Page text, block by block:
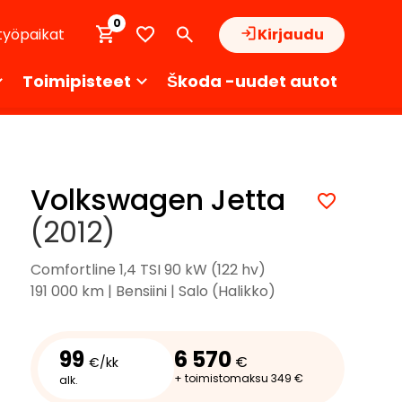
Kirjaudu
0
Toimipisteet Škoda -uudet autot
Volkswagen Jetta
(2012)
Comfortline 1,4 TSI 90 kW (122 hv)
191 000 km | Bensiini | Salo (Halikko)
99 €/kk
alk.
6 570 €
+ toimistomaksu 349 €